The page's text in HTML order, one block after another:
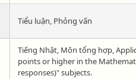
Tiểu luận, Phỏng vấn
Tiếng Nhật, Môn tổng hợp,
points or higher in the
responses)" subjects.